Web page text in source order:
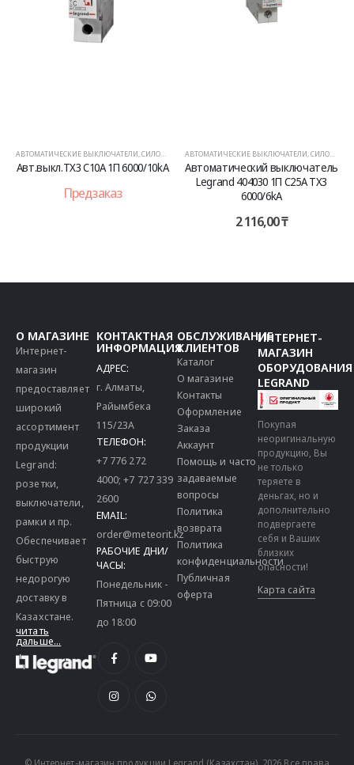
АВТОМАТИЧЕСКИЕ ВЫКЛЮЧАТЕЛИ,СИЛОВОЕ ОБОРУДОВАНИЕ
Авт.выкл.TX3 C10А 1П 6000/10kA
Предзаказ
АВТОМАТИЧЕСКИЕ ВЫКЛЮЧАТЕЛИ,СИЛОВОЕ ОБОРУДОВАНИЕ
Автоматический выключатель
Legrand 404030 1П C25A TX3
6000/6kA
2 116,00₸
О МАГАЗИНЕ
Интернет-
магазин
предоставляет
широкий
ассортимент
продукции
Legrand:
розетки,
выключатели,
рамки и пр.
Обеспечивает
быструю
недорогую
доставку в
Казахстане.
читать
дальше...
КОНТАКТНАЯ
ИНФОРМАЦИЯ
АДРЕС:
г. Алматы,
Райымбека
115/23A
ТЕЛЕФОН:
+7 776 272
4000;+7 727 339
2600
EMAIL:
order@meteorit.kz
РАБОЧИЕ ДНИ/
ЧАСЫ:
Понедельник -
Пятница с 09:00
до 18:00
ОБСЛУЖИВАНИЕ
КЛИЕНТОВ
Каталог
О магазине
Контакты
Оформление
Заказа
Аккаунт
Помощь и часто
задаваемые
вопросы
Политика
возврата
Политика
конфиденциальности
Публичная
оферта
ИНТЕРНЕТ-
МАГАЗИН
ОБОРУДОВАНИЯ
LEGRAND
Покупая
неоригинальную
продукцию, Вы
не только
теряете в
деньгах, но и
дополнительно
подвергаете
себя и Ваших
близких
опасности!
Карта сайта